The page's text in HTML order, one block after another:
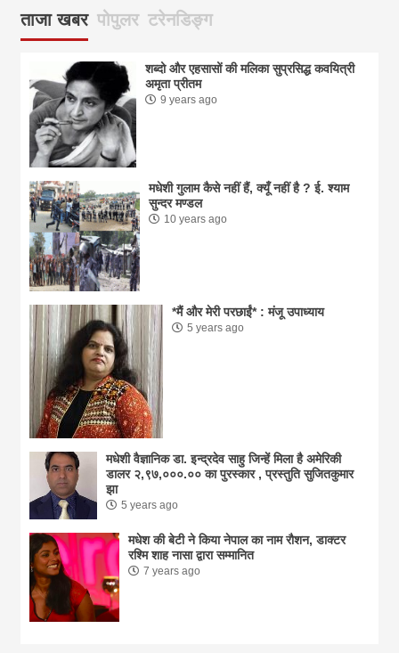
ताजा खबर पोपुलर टरेनडिङ्ग
शब्दो और एहसासों की मलिका सुप्रसिद्ध कवयित्री
अमृता प्रीतम
9 years ago
मधेशी गुलाम कैसे नहीं हैं, क्यूँ नहीं है ? ई. श्याम
सुन्दर मण्डल
10 years ago
*मैं और मेरी परछाईं* : मंजू उपाध्याय
5 years ago
मधेशी वैज्ञानिक डा. इन्द्रदेव साहु जिन्हें मिला है अमेरिकी
डालर २,९७,०००.०० का पुरस्कार , प्रस्तुति सुजितकुमार
झा
5 years ago
मधेश की बेटी ने किया नेपाल का नाम राैशन, डाक्टर
रश्मि शाह नासा द्वारा सम्मानित
7 years ago